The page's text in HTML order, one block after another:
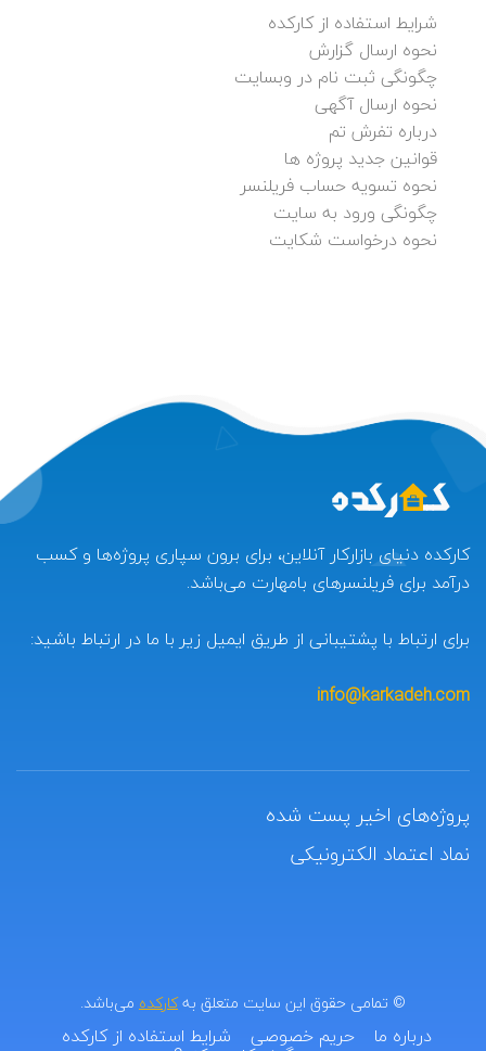
شرایط استفاده از کارکده
نحوه ارسال گزارش
چگونگی ثبت نام در وبسایت
نحوه ارسال آگهی
درباره تفرش تم
قوانین جدید پروژه ها
نحوه تسویه حساب فریلنسر
چگونگی ورود به سایت
نحوه درخواست شکایت
کارکده دنیای بازارکار آنلاین، برای برون سپاری پروژه‌ها و کسب
درآمد برای فریلنسرهای بامهارت می‌باشد.
برای ارتباط با پشتیبانی از طریق ایمیل زیر با ما در ارتباط باشید:
info@karkadeh.com
پروژه‌های اخیر پست شده
نماد اعتماد الکترونیکی
© تمامی حقوق این سایت متعلق بهکارکده می‌باشد.
درباره ما حریم خصوصی شرایط استفاده از کارکده